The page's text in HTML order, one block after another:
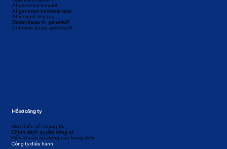
AI generasi inovatif
AI generasi berbasis teks
AI inovatif Jepang
Dasar-dasar AI generatif
Petunjuk dasar aplikasi AI
Giới thiệu về chúng tôi
Chính sách quyền riêng tư
Điều khoản sử dụng của trang web
Công ty điều hành
Hồ sơ công ty